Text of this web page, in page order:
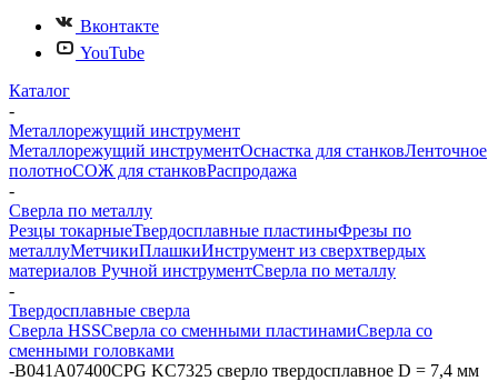
Вконтакте
YouTube
Каталог
-
Металлорежущий инструмент
Металлорежущий инструментОснастка для станковЛенточное
полотноСОЖ для станковРаспродажа
-
Сверла по металлу
Резцы токарныеТвердосплавные пластиныФрезы по
металлуМетчикиПлашкиИнструмент из сверхтвердых
материалов Ручной инструментСверла по металлу
-
Твердосплавные сверла
Сверла HSSСверла со сменными пластинамиСверла со
сменными головками
-B041A07400CPG KC7325 сверло твердосплавное D = 7,4 мм